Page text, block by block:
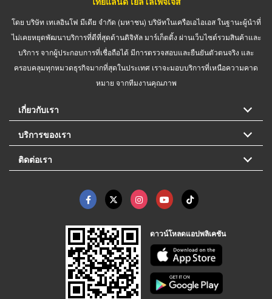
โดย บริษัท เทเลอินโฟ มีเดีย จำกัด (มหาชน) บริษัทในเครือเอไอเอส ในฐานะผู้นำที่
ไม่เคยหยุดพัฒนาบริการที่ดีที่สุดด้านดิจิทัล มาร์เก็ตติ้ง ผ่านเว็บไซต์รวมสินค้าและ
บริการ จากผู้ประกอบการที่เชื่อถือได้ มีการตรวจสอบและยืนยันตัวตนจริง และ
ครอบคลุมทุกหมวดธุรกิจมากที่สุดในประเทศ เราจะมอบบริการที่เหนือความคาด
หมาย จากทีมงานคุณภาพ
เกี่ยวกับเรา
บริการของเรา
ติดต่อเรา
ดาวน์โหลดแอปพลิเคชัน